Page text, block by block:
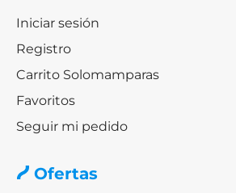
Iniciar sesión
Registro
Carrito Solomamparas
Favoritos
Seguir mi pedido
Ofertas